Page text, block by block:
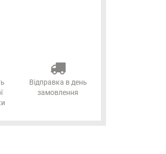
Відправка в день
замовлення